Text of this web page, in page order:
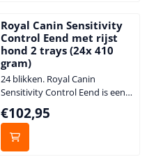
waarin een geselecteerde eiwit-
en koolhydraatbron (kip
respectievelijk tapioca) worden
gebruikt, dat de kans op huid-of
maagdarmreacties m...
Royal Canin Sensitivity
Control Eend met rijst
hond 2 trays (24x 410
gram)
24 blikken. Royal Canin
Sensitivity Control Eend is een
zeer goed verteerbare voeding,
samengesteld ter ondersteuning
van de behandeling bij
voedselallergie of
Prijs: 102,95
€102,95